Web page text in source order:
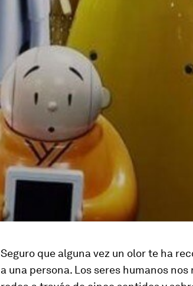
Seguro que alguna vez un olor te ha
a una persona. Los seres humanos